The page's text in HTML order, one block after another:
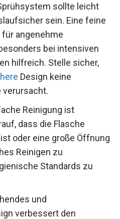
sollte leicht
sein. Eine feine
angenehme
bei intensiven
hilfreich. Stelle sicher,
Design keine
Reinigung ist
dass die Flasche
oder eine große Öffnung
Reinigen zu
Standards zu
und
verbessert den